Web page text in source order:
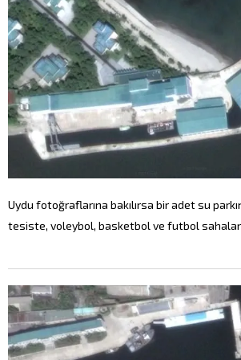
Uydu fotoğraflarına bakılırsa bir adet su
tesiste, voleybol, basketbol ve futbol